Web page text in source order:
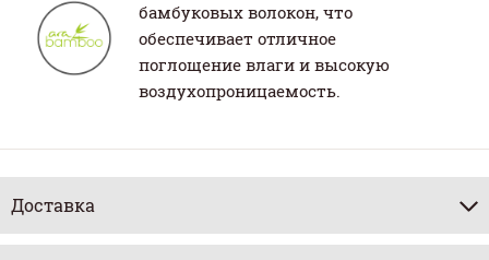
бамбуковых волокон, что
обеспечивает отличное
поглощение влаги и высокую
воздухопроницаемость.
Доставка